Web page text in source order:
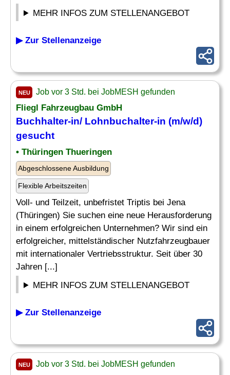
MEHR INFOS ZUM STELLENANGEBOT
▶ Zur Stellenanzeige
NEU Job vor 3 Std. bei JobMESH gefunden
Fliegl Fahrzeugbau GmbH
Buchhalter-in/ Lohnbuchalter-in (m/w/d)
gesucht
• Thüringen Thueringen
Abgeschlossene Ausbildung
Flexible Arbeitszeiten
Voll- und Teilzeit, unbefristet Triptis bei Jena
(Thüringen) Sie suchen eine neue Herausforderung
in einem erfolgreichen Unternehmen? Wir sind ein
erfolgreicher, mittelständischer Nutzfahrzeugbauer
mit internationaler Vertriebsstruktur. Seit über 30
Jahren [...]
MEHR INFOS ZUM STELLENANGEBOT
▶ Zur Stellenanzeige
NEU Job vor 3 Std. bei JobMESH gefunden